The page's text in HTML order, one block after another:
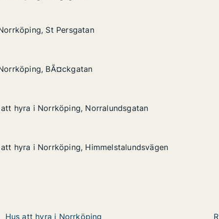
St PersgatanSt Persgatan
St Persgatan
BÃ¤ckgatanBÃ¤ckgatan
BÃ¤ckgatan
Norralundsgatan
hyra i Norrköping, Norralundsgatan
hyra i Norrköping, Norralundsgatan
Himmelstalundsvägen
hyra i Norrköping, Himmelstalundsvägen
hyra i Norrköping, Himmelstalundsvägen
Hus att hyra i Norrköping